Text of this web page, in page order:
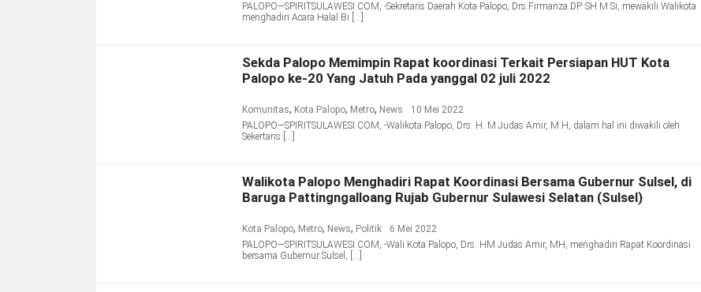
PALOPO—SPIRITSULAWESI.COM, -Sekretaris Daerah Kota Palopo, Drs.Firmanza DP. SH M.Si, mewakili Walikota
menghadiri Acara Halal Bi […]
Sekda Palopo Memimpin Rapat koordinasi Terkait Persiapan HUT Kota
Palopo ke-20 Yang Jatuh Pada yanggal 02 juli 2022
Komunitas, Kota Palopo, Metro, News
10 Mei 2022
PALOPO—SPIRITSULAWESI.COM, -Walikota Palopo, Drs. H. M Judas Amir, M.H, dalam hal ini diwakili oleh
Sekertaris […]
Walikota Palopo Menghadiri Rapat Koordinasi Bersama Gubernur Sulsel, di
Baruga Pattingngalloang Rujab Gubernur Sulawesi Selatan (Sulsel)
Kota Palopo, Metro, News, Politik
6 Mei 2022
PALOPO—SPIRITSULAWESI.COM, -Wali Kota Palopo, Drs. HM Judas Amir, MH, menghadiri Rapat Koordinasi
bersama Gubernur Sulsel, […]